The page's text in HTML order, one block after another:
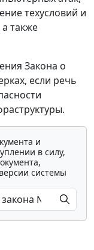
техусловий и
также
Закона о
если речь
и
в силу,
системы